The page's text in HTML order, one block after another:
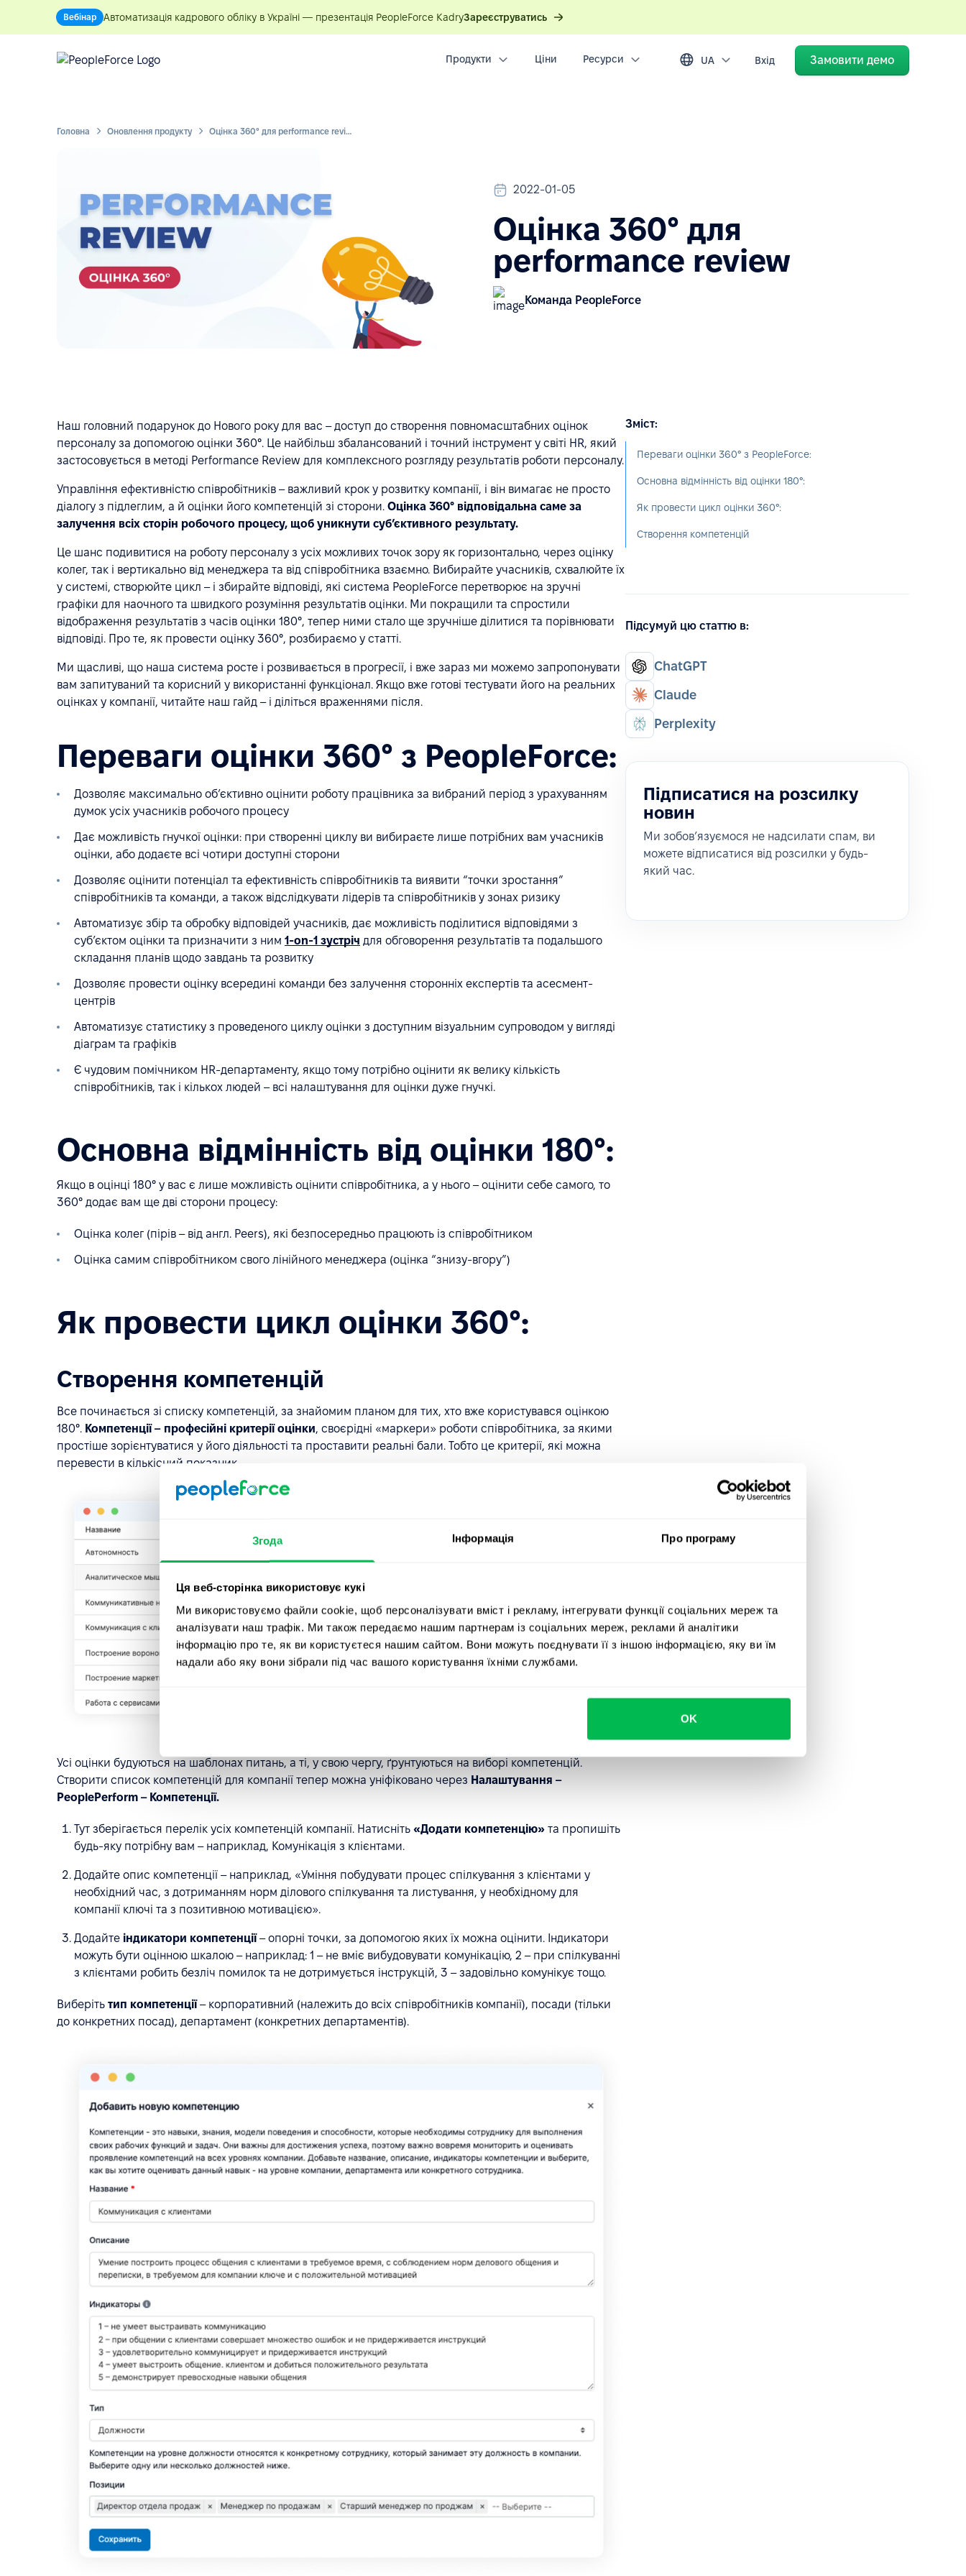
Згода Інформація Про програму
Ця веб-сторінка використовує кукі
Ми використовуємо файли cookie, щоб персоналізувати вміст і рекламу, інтегрувати функції соціальних мереж та
аналізувати наш трафік. Ми також передаємо нашим партнерам із соціальних мереж, реклами й аналітики
інформацію про те, як ви користуєтеся нашим сайтом. Вони можуть поєднувати її з іншою інформацією, яку ви їм
надали або яку вони зібрали під час вашого користування їхніми службами.
OK
Вебінар Автоматизація кадрового обліку в Україні — презентація PeopleForce KadryЗареєструватись
Продукти Ціни Ресурси UA Вхід Замовити демо
Головна Оновлення продукту Оцінка 360° для performance review
2022-01-05
Оцінка 360° для
performance review
Команда PeopleForce
Наш головний подарунок до Нового року для вас – доступ до створення повномасштабних оцінок
персоналу за допомогою оцінки 360°. Це найбільш збалансований і точний інструмент у світі HR, який
застосовується в методі Performance Review для комплексного розгляду результатів роботи персоналу.
Управління ефективністю співробітників – важливий крок у розвитку компанії, і він вимагає не просто
діалогу з підлеглим, а й оцінки його компетенцій зі сторони. Оцінка 360° відповідальна саме за
залучення всіх сторін робочого процесу, щоб уникнути суб’єктивного результату.
Це шанс подивитися на роботу персоналу з усіх можливих точок зору як горизонтально, через оцінку
колег, так і вертикально від менеджера та від співробітника взаємно. Вибирайте учасників, схвалюйте їх
у системі, створюйте цикл – і збирайте відповіді, які система PeopleForce перетворює на зручні
графіки для наочного та швидкого розуміння результатів оцінки. Ми покращили та спростили
відображення результатів з часів оцінки 180°, тепер ними стало ще зручніше ділитися та порівнювати
відповіді. Про те, як провести оцінку 360°, розбираємо у статті.
Ми щасливі, що наша система росте і розвивається в прогресії, і вже зараз ми можемо запропонувати
вам запитуваний та корисний у використанні функціонал. Якщо вже готові тестувати його на реальних
оцінках у компанії, читайте наш гайд – і діліться враженнями після.
Переваги оцінки 360° з PeopleForce:
Дозволяє максимально об’єктивно оцінити роботу працівника за вибраний період з урахуванням
думок усіх учасників робочого процесу
Дає можливість гнучкої оцінки: при створенні циклу ви вибираєте лише потрібних вам учасників
оцінки, або додаєте всі чотири доступні сторони
Дозволяє оцінити потенціал та ефективність співробітників та виявити “точки зростання”
співробітників та команди, а також відслідкувати лідерів та співробітників у зонах ризику
Автоматизує збір та обробку відповідей учасників, дає можливість поділитися відповідями з
суб’єктом оцінки та призначити з ним 1-on-1 зустріч для обговорення результатів та подальшого
складання планів щодо завдань та розвитку
Дозволяє провести оцінку всередині команди без залучення сторонніх експертів та асесмент-
центрів
Автоматизує статистику з проведеного циклу оцінки з доступним візуальним супроводом у вигляді
діаграм та графіків
Є чудовим помічником HR-департаменту, якщо тому потрібно оцінити як велику кількість
співробітників, так і кількох людей – всі налаштування для оцінки дуже гнучкі.
Основна відмінність від оцінки 180°:
Якщо в оцінці 180° у вас є лише можливість оцінити співробітника, а у нього – оцінити себе самого, то
360° додає вам ще дві сторони процесу:
Оцінка колег (пірів – від англ. Peers), які безпосередньо працюють із співробітником
Оцінка самим співробітником свого лінійного менеджера (оцінка “знизу-вгору”)
Як провести цикл оцінки 360°:
Створення компетенцій
Все починається зі списку компетенцій, за знайомим планом для тих, хто вже користувався оцінкою
180°. Компетенції – професійні критерії оцінки, своєрідні «маркери» роботи співробітника, за якими
простіше зорієнтуватися у його діяльності та проставити реальні бали. Тобто це критерії, які можна
перевести в кількісний показник.
Усі оцінки будуються на шаблонах питань, а ті, у свою чергу, ґрунтуються на виборі компетенцій.
Створити список компетенцій для компанії тепер можна уніфіковано через Налаштування –
PeoplePerform – Компетенції.
Тут зберігається перелік усіх компетенцій компанії. Натисніть «Додати компетенцію» та пропишіть
будь-яку потрібну вам – наприклад, Комунікація з клієнтами.
Додайте опис компетенції – наприклад, «Уміння побудувати процес спілкування з клієнтами у
необхідний час, з дотриманням норм ділового спілкування та листування, у необхідному для
компанії ключі та з позитивною мотивацією».
Додайте індикатори компетенції– опорні точки, за допомогою яких їх можна оцінити. Індикатори
можуть бути оцінною шкалою – наприклад: 1 – не вміє вибудовувати комунікацію, 2 – при спілкуванні
з клієнтами робить безліч помилок та не дотримується інструкцій, 3 – задовільно комунікує тощо.
Виберіть тип компетенції– корпоративний (належить до всіх співробітників компанії), посади (тільки
до конкретних посад), департамент (конкретних департаментів).
Зміст:
Переваги оцінки 360° з PeopleForce:
Основна відмінність від оцінки 180°:
Як провести цикл оцінки 360°:
Створення компетенцій
Підсумуй цю статтю в:
ChatGPT
Claude
Perplexity
Підписатися на розсилку
новин
Ми зобовʼязуємося не надсилати спам, ви
можете відписатися від розсилки у будь-
який час.